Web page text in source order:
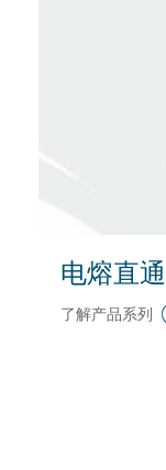
电熔直通
了解产品系列